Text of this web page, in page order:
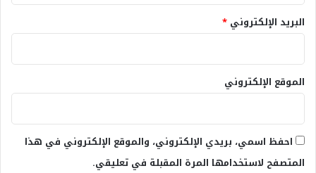
البريد الإلكتروني *
الموقع الإلكتروني
احفظ اسمي، بريدي الإلكتروني، والموقع الإلكتروني في هذا
المتصفح لاستخدامها المرة المقبلة في تعليقي.